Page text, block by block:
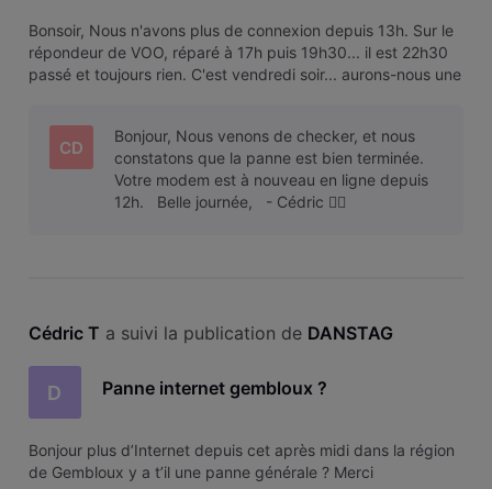
Bonsoir, Nous n'avons plus de connexion depuis 13h. Sur le
répondeur de VOO, réparé à 17h puis 19h30... il est 22h30
passé et toujours rien. C'est vendredi soir... aurons-nous une
CD
Bonjour, Nous venons de checker, et nous
constatons que la panne est bien terminée.
Votre modem est à nouveau en ligne depuis
12h. Belle journée, - Cédric 🏄‍♂️
Cédric T a suivi la publication de DANSTAG
D Panne internet gembloux ?
Bonjour plus d’Internet depuis cet après midi dans la région
de Gembloux y a t’il une panne générale ? Merci